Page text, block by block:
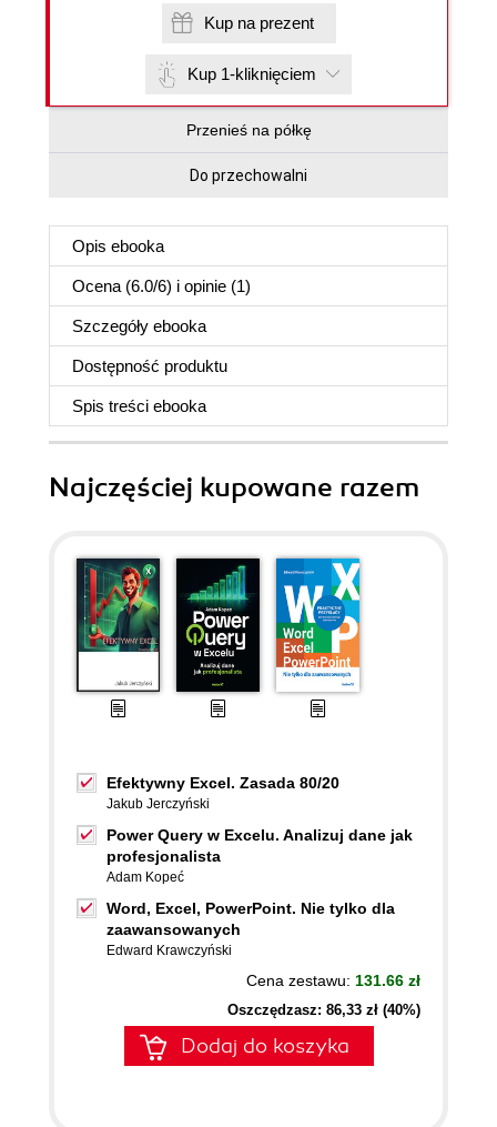
Kup na prezent
Kup 1-kliknięciem
Przenieś na półkę
Do przechowalni
Opis ebooka
Ocena (6.0/6) i opinie (1)
Szczegóły ebooka
Dostępność produktu
Spis treści ebooka
Najczęściej kupowane razem
Efektywny Excel. Zasada 80/20
Jakub Jerczyński
Power Query w Excelu. Analizuj dane jak
profesjonalista
Adam Kopeć
Word, Excel, PowerPoint. Nie tylko dla
zaawansowanych
Edward Krawczyński
Cena zestawu: 131.66 zł
Oszczędzasz: 86,33 zł (40%)
Dodaj do koszyka